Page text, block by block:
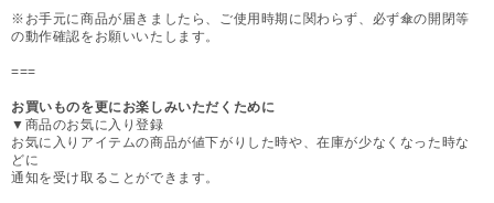
※お手元に商品が届きましたら、ご使用時期に関わらず、必ず傘の開閉等
の動作確認をお願いいたします。
===
お買いものを更にお楽しみいただくために
▼商品のお気に入り登録
お気に入りアイテムの商品が値下がりした時や、在庫が少なくなった時な
どに
通知を受け取ることができます。